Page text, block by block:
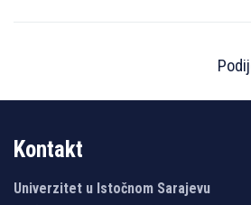
Kontakt
Univerzitet u Istočnom Sarajevu